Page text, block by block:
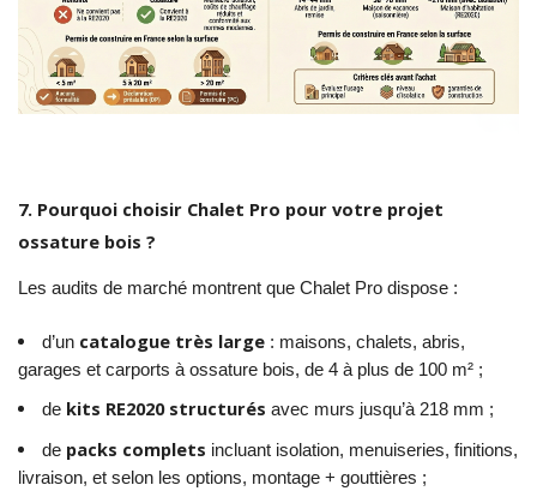
7. Pourquoi choisir Chalet Pro pour votre projet
ossature bois ?
Les audits de marché montrent que Chalet Pro dispose :
d’un catalogue très large: maisons, chalets, abris,
garages et carports à ossature bois, de 4 à plus de 100 m² ;
de kits RE2020 structurés avec murs jusqu’à 218 mm ;
de packs complets incluant isolation, menuiseries, finitions,
livraison, et selon les options, montage + gouttières ;